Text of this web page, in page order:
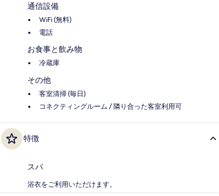
通信設備
WiFi (無料)
電話
お食事と飲み物
冷蔵庫
その他
客室清掃 (毎日)
コネクティングルーム / 隣り合った客室利用可
特徴
スパ
浴衣をご利用いただけます。